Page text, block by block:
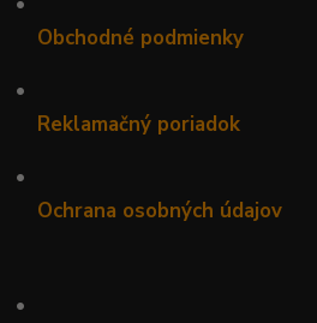
Obchodné podmienky
•
Reklamačný poriadok
•
Ochrana osobných údajov
•